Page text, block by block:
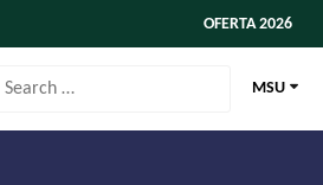
OFERTA 2026
MSU